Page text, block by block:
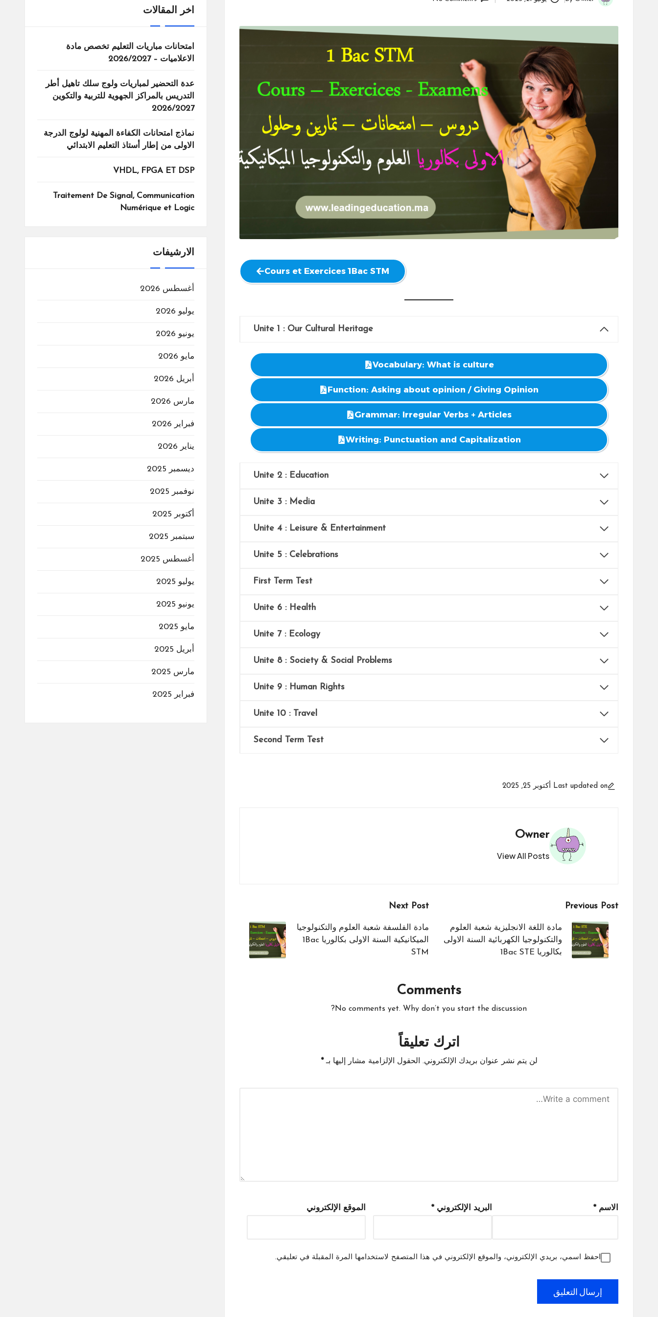
Posted
Cours et Exercices 1Bac STM
Unite 1 : Our Cultural Heritage
Vocabulary: What is culture
Function: Asking about opinion / Giving Opinion
Grammar: Irregular Verbs + Articles
Writing: Punctuation and Capitalization
Unite 2 : Education
Unite 3 : Media
Unite 4 : Leisure & Entertainment
Unite 5 : Celebrations
First Term Test
Unite 6 : Health
Unite 7 : Ecology
Unite 8 : Society & Social Problems
Unite 9 : Human Rights
Unite 10 : Travel
Second Term Test
Last updated on أكتوبر 25, 2025
Owner
View All Posts
Post
navigation
Previous Post
مادة اللغة الانجليزية شعبة العلوم
والتكنولوجيا الكهربائية السنة الاولى
بكالوريا 1Bac STE
Next Post
مادة الفلسفة شعبة العلوم والتكنولوجيا
الميكانيكية السنة الاولى بكالوريا 1Bac
STM
Comments
No comments yet. Why don’t you start the discussion?
اترك تعليقاً
لن يتم نشر عنوان بريدك الإلكتروني. الحقول الإلزامية مشار إليها بـ*
الاسم * البريد الإلكتروني * الموقع الإلكتروني
احفظ اسمي، بريدي الإلكتروني، والموقع الإلكتروني في هذا المتصفح لاستخدامها المرة المقبلة في تعليقي.
اخر المقالات
امتحانات مباريات التعليم تخصص مادة
الاعلاميات – 2026/2027
عدة التحضير لمباريات ولوج سلك تاهيل أطر
التدريس بالمراكز الجهوية للتربية والتكوين
2026/2027
نماذج امتحانات الكفاءة المهنية لولوج الدرجة
الاولى من إطار أستاذ التعليم الابتدائي
VHDL, FPGA ET DSP
Traitement De Signal, Communication
Numérique et Logic
الارشيفات
أغسطس 2026
يوليو 2026
يونيو 2026
مايو 2026
أبريل 2026
مارس 2026
فبراير 2026
يناير 2026
ديسمبر 2025
نوفمبر 2025
أكتوبر 2025
سبتمبر 2025
أغسطس 2025
يوليو 2025
يونيو 2025
مايو 2025
أبريل 2025
مارس 2025
فبراير 2025